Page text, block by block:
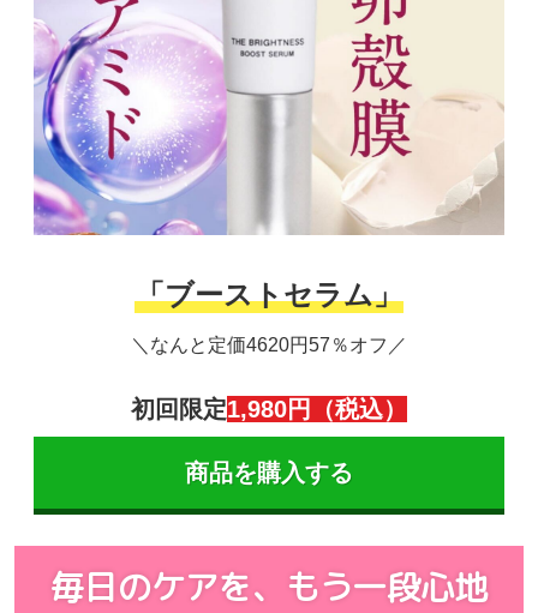
「ブーストセラム」
＼なんと定価4620円57％オフ／
初回限定1,980円（税込）
商品を購入する
毎日のケアを、 もう一段心地